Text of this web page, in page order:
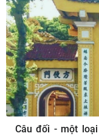
Câu đối - một